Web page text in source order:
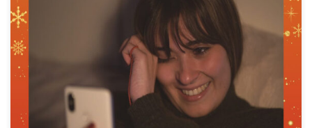
Hola, Fibratower! Esperamos que hayas tenido unas felices
fiestas, aunque diferentes y por desgracia, para algunas familias
mucho más difíciles, ya que en nuestras mesas ha faltado
alguien… ¿Qué has aprendido del año 2020? Nosotros, el valor del
tiempo y la poca importancia que a veces le damos a “parar”. […]